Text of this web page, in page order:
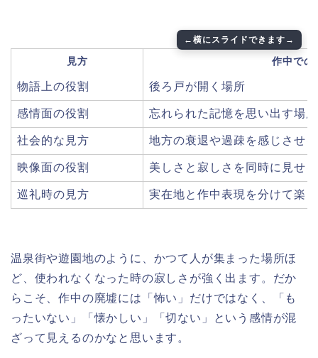
見方 作中での
物語上の役割 後ろ戸が開く場所
感情面の役割 忘れられた記憶を思い出す場所
社会的な見方 地方の衰退や過疎を感じさせ
映像面の役割 美しさと寂しさを同時に見せ
巡礼時の見方 実在地と作中表現を分けて楽
温泉街や遊園地のように、かつて人が集まった場所ほ
ど、使われなくなった時の寂しさが強く出ます。だか
らこそ、作中の廃墟には「怖い」だけではなく、「も
ったいない」「懐かしい」「切ない」という感情が混
ざって見えるのかなと思います。